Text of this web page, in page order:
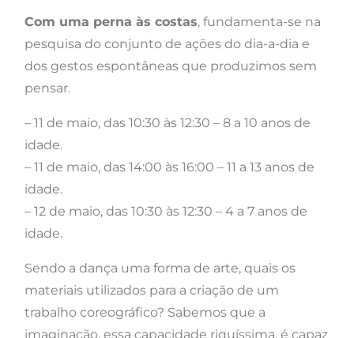
Com uma perna às costas, fundamenta-se na
pesquisa do conjunto de ações do dia-a-dia e
dos gestos espontâneas que produzimos sem
pensar.
– 11 de maio, das 10:30 às 12:30 – 8 a 10 anos de
idade.
– 11 de maio, das 14:00 às 16:00 – 11 a 13 anos de
idade.
– 12 de maio, das 10:30 às 12:30 – 4 a 7 anos de
idade.
Sendo a dança uma forma de arte, quais os
materiais utilizados para a criação de um
trabalho coreográfico? Sabemos que a
imaginação, essa capacidade riquíssima, é capaz